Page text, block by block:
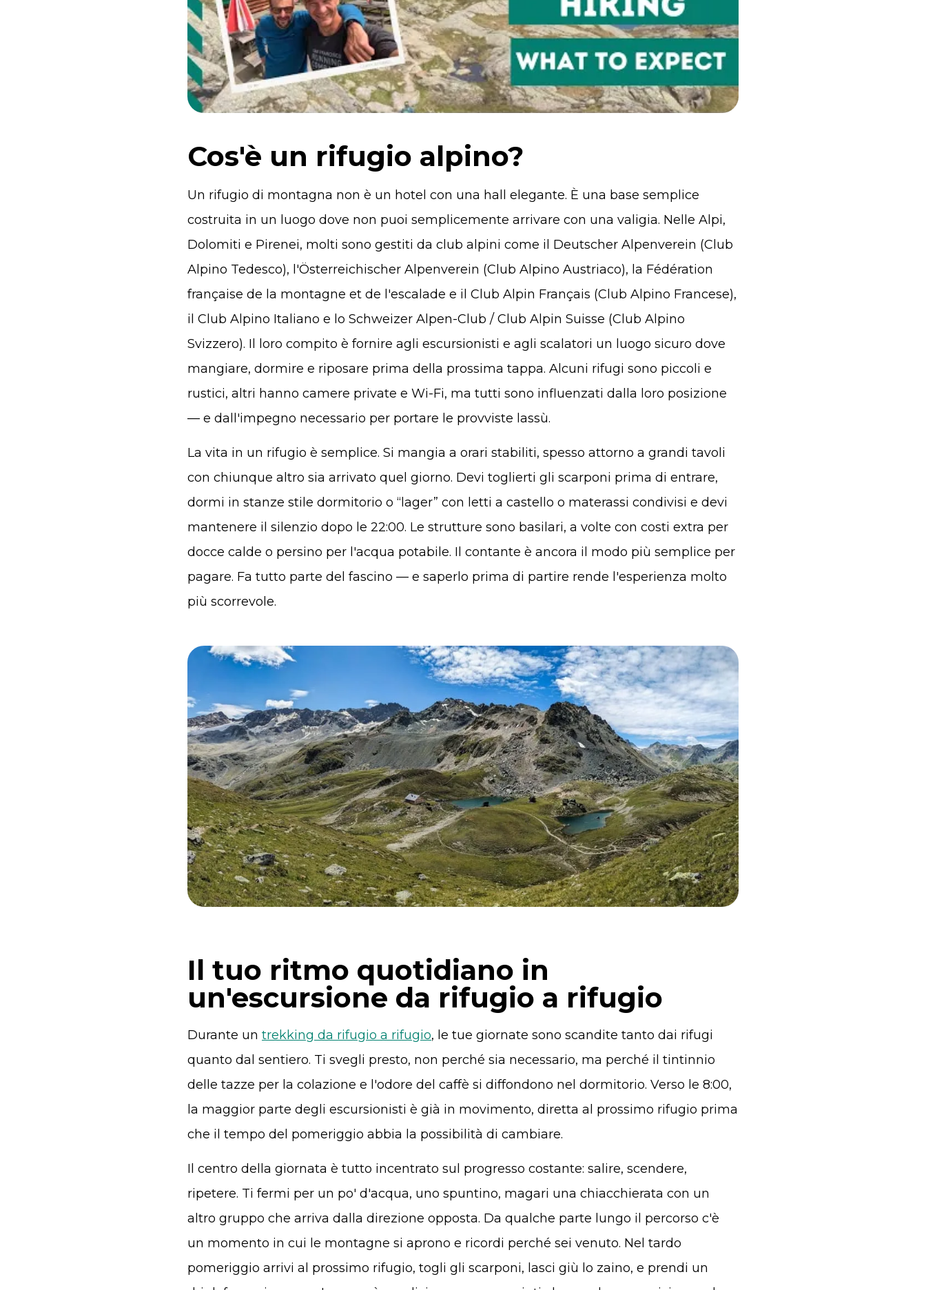
Cos'è un rifugio alpino?
Un rifugio di montagna non è un hotel con una hall elegante. È una base semplice
costruita in un luogo dove non puoi semplicemente arrivare con una valigia. Nelle Alpi,
Dolomiti e Pirenei, molti sono gestiti da club alpini come il Deutscher Alpenverein (Club
Alpino Tedesco), l'Österreichischer Alpenverein (Club Alpino Austriaco), la Fédération
française de la montagne et de l'escalade e il Club Alpin Français (Club Alpino Francese),
il Club Alpino Italiano e lo Schweizer Alpen-Club / Club Alpin Suisse (Club Alpino
Svizzero). Il loro compito è fornire agli escursionisti e agli scalatori un luogo sicuro dove
mangiare, dormire e riposare prima della prossima tappa. Alcuni rifugi sono piccoli e
rustici, altri hanno camere private e Wi-Fi, ma tutti sono influenzati dalla loro posizione
— e dall'impegno necessario per portare le provviste lassù.
La vita in un rifugio è semplice. Si mangia a orari stabiliti, spesso attorno a grandi tavoli
con chiunque altro sia arrivato quel giorno. Devi toglierti gli scarponi prima di entrare,
dormi in stanze stile dormitorio o “lager” con letti a castello o materassi condivisi e devi
mantenere il silenzio dopo le 22:00. Le strutture sono basilari, a volte con costi extra per
docce calde o persino per l'acqua potabile. Il contante è ancora il modo più semplice per
pagare. Fa tutto parte del fascino — e saperlo prima di partire rende l'esperienza molto
più scorrevole.
Il tuo ritmo quotidiano in
un'escursione da rifugio a rifugio
Durante un trekking da rifugio a rifugio, le tue giornate sono scandite tanto dai rifugi
quanto dal sentiero. Ti svegli presto, non perché sia necessario, ma perché il tintinnio
delle tazze per la colazione e l'odore del caffè si diffondono nel dormitorio. Verso le 8:00,
la maggior parte degli escursionisti è già in movimento, diretta al prossimo rifugio prima
che il tempo del pomeriggio abbia la possibilità di cambiare.
Il centro della giornata è tutto incentrato sul progresso costante: salire, scendere,
ripetere. Ti fermi per un po' d'acqua, uno spuntino, magari una chiacchierata con un
altro gruppo che arriva dalla direzione opposta. Da qualche parte lungo il percorso c'è
un momento in cui le montagne si aprono e ricordi perché sei venuto. Nel tardo
pomeriggio arrivi al prossimo rifugio, togli gli scarponi, lasci giù lo zaino, e prendi un